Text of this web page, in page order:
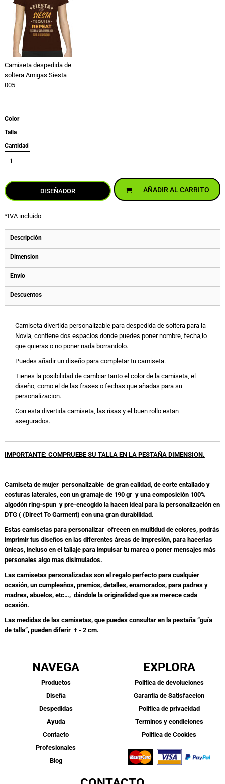
Camiseta despedida de
soltera Amigas Siesta
005
Color
Talla
Cantidad
DISEÑADOR AÑADIR AL CARRITO
*IVA incluido
Descripción
Dimension
Envío
Descuentos
Camiseta divertida personalizable para despedida de soltera para la
Novia, contiene dos espacios donde puedes poner nombre, fecha,lo
que quieras o no poner nada borrandolo.
Puedes añadir un diseño para completar tu camiseta.
Tienes la posibilidad de cambiar tanto el color de la camiseta, el
diseño, como el de las frases o fechas que añadas para su
personalizacion.
Con esta divertida camiseta, las risas y el buen rollo estan
asegurados.
IMPORTANTE: COMPRUEBE SU TALLA EN LA PESTAÑA DIMENSION.
Camiseta de mujer personalizable de gran calidad, de corte entallado y
costuras laterales, con un gramaje de 190 gr y una composición 100%
algodón ring-spun y pre-encogido la hacen ideal para la personalización en
DTG ( (Direct To Garment) con una gran durabilidad.
Estas camisetas para personalizar ofrecen en multidud de colores, podrás
imprimir tus diseños en las diferentes áreas de impresión, para hacerlas
únicas, incluso en el tallaje para impulsar tu marca o poner mensajes más
personales algo mas disimulados.
Las camisetas personalizadas son el regalo perfecto para cualquier
ocasión, un cumpleaños, premios, detalles, enamorados, para padres y
madres, abuelos, etc…, dándole la originalidad que se merece cada
ocasión.
Las medidas de las camisetas, que puedes consultar en la pestaña “guía
de talla”, pueden diferir + - 2 cm.
NAVEGA
Productos
Diseña
Despedidas
Ayuda
Contacto
Profesionales
Blog
EXPLORA
Politica de devoluciones
Garantia de Satisfaccion
Politica de privacidad
Terminos y condiciones
Politica de Cookies